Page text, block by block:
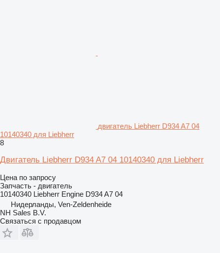
двигатель Liebherr D934 A7 04
10140340 для Liebherr
8
Двигатель Liebherr D934 A7 04 10140340 для Liebherr
Цена по запросу
Запчасть - двигатель
10140340 Liebherr Engine D934 A7 04
Нидерланды, Ven-Zeldenheide
NH Sales B.V.
Связаться с продавцом